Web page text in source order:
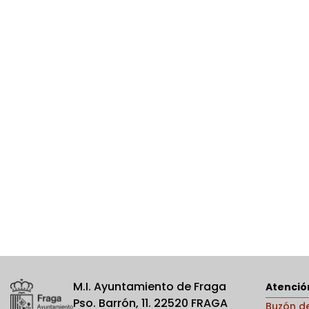
M.I. Ayuntamiento de Fraga
Pso. Barrón, 11. 22520 FRAGA
Buzón